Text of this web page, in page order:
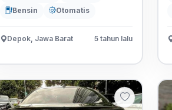
Bensin
Otomatis
Depok, Jawa Barat 5 tahun lalu